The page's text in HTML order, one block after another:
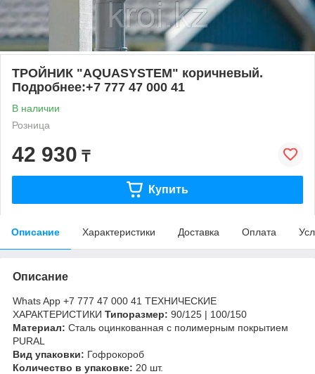
ТРОЙНИК "AQUASYSTEM" коричневый.
Подробнее:+7 777 47 000 41
В наличии
Розница
42 930 ₸
Купить
Описание Характеристики Доставка Оплата
Описание
Whats App +7 777 47 000 41 ТЕХНИЧЕСКИЕ
ХАРАКТЕРИСТИКИ Типоразмер: 90/125 | 100/150
Материал: Сталь оцинкованная с полимерным покрытием
PURAL
Вид упаковки: Гофрокороб
Количество в упаковке: 20 шт.